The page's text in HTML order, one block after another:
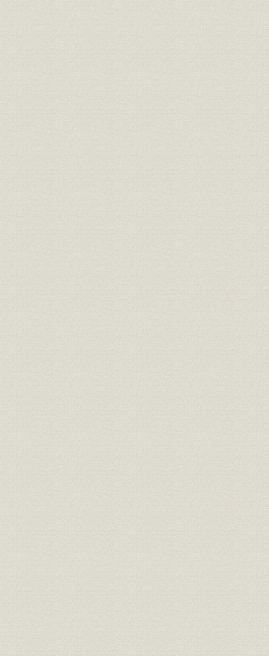
一 経営の近代化と業績の進展
大衆化路線の展開と業容の拡大
電算機の導入と第一次オンライン
二 新種業務の展開
適格退職年金信託
調整年金信託
証券代行業務
証券投資信託
従業員持株信託
信託銀行の機能を活用した多彩な新種業務
三 高度経済成長の終焉と当社
貸付信託の運用範囲の拡大
財産形成信託の創設
住宅ローンの拡充
国際業務の幕開け
後編 最近一〇年のあゆみ
第一章 信託銀行をめぐる環境の激変
第一節 石油危機の克服と輸出に支えられた安定成長
一 二つの石油危機とその克服
ニクソン・ショックと第一次石油危機
第二次石油危機
長期不況から輸出中心の回復
二 国際収支と円・ドル為替レート
三 国債の発行と財政
四 産業構造の変化
第二節 金融構造の変化と金融の自由化・国際化
一 金融構造の変化と金融自由化へのインパクト